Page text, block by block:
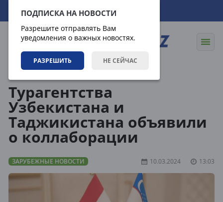
ПОДПИСКА НА НОВОСТИ
Разрешите отправлять Вам
уведомления о важных новостях.
РАЗРЕШИТЬ НЕ СЕЙЧАС
08.08.2026 19:51:03
Турагентства
Узбекистана и
Таджикистана объявили
о коллаборации
ЗАРУБЕЖНЫЕ НОВОСТИ 10.03.2024 13:03